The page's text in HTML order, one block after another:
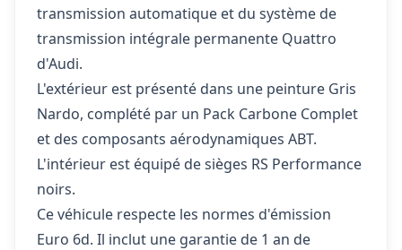
transmission automatique et du système de
transmission intégrale permanente Quattro
d'Audi.
L'extérieur est présenté dans une peinture Gris
Nardo, complété par un Pack Carbone Complet
et des composants aérodynamiques ABT.
L'intérieur est équipé de sièges RS Performance
noirs.
Ce véhicule respecte les normes d'émission
Euro 6d. Il inclut une garantie de 1 an de